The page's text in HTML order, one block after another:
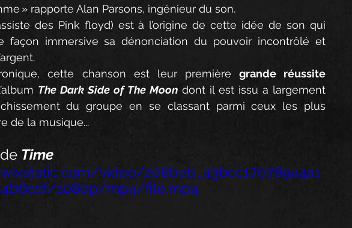
» rapporte Alan Parsons, ingénieur du son.
des Pink floyd) est à l’origine de cette idée de son qui
façon immersive sa dénonciation du pouvoir incontrôlé et
cette chanson est leur première grande réussite
The Dark Side of The Moon dont il est issu a largement
du groupe en se classant parmi ceux les plus
de la musique...
Time
video/208beb_43bcc170789a4a1
1080p/mp4/file.mp4